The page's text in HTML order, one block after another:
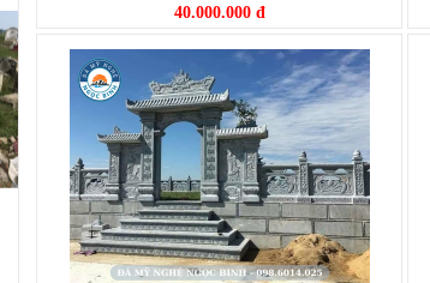
40.000.000 đ